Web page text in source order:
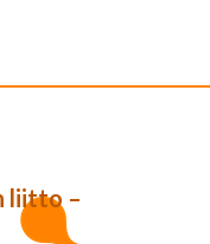
liitto –